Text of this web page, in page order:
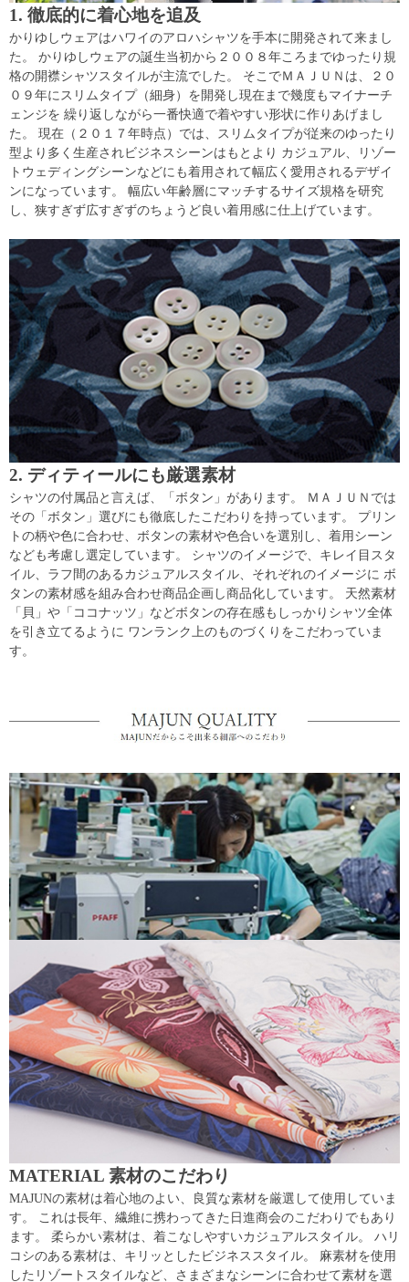
1. 徹底的に着心地を追及
かりゆしウェアはハワイのアロハシャツを手本に開発されて来まし
た。 かりゆしウェアの誕生当初から２００８年ころまでゆったり規
格の開襟シャツスタイルが主流でした。 そこでＭＡＪＵＮは、２０
０９年にスリムタイプ（細身）を開発し現在まで幾度もマイナーチ
ェンジを 繰り返しながら一番快適で着やすい形状に作りあげまし
た。 現在（２０１７年時点）では、スリムタイプが従来のゆったり
型より多く生産されビジネスシーンはもとより カジュアル、リゾー
トウェディングシーンなどにも着用されて幅広く愛用されるデザイ
ンになっています。 幅広い年齢層にマッチするサイズ規格を研究
し、狭すぎず広すぎずのちょうど良い着用感に仕上げています。
2. ディティールにも厳選素材
シャツの付属品と言えば、「ボタン」があります。 ＭＡＪＵＮでは
その「ボタン」選びにも徹底したこだわりを持っています。 プリン
トの柄や色に合わせ、ボタンの素材や色合いを選別し、着用シーン
なども考慮し選定しています。 シャツのイメージで、キレイ目スタ
イル、ラフ間のあるカジュアルスタイル、それぞれのイメージに ボ
タンの素材感を組み合わせ商品企画し商品化しています。 天然素材
「貝」や「ココナッツ」などボタンの存在感もしっかりシャツ全体
を引き立てるように ワンランク上のものづくりをこだわっていま
す。
MATERIAL 素材のこだわり
MAJUNの素材は着心地のよい、良質な素材を厳選して使用していま
す。 これは長年、繊維に携わってきた日進商会のこだわりでもあり
ます。 柔らかい素材は、着こなしやすいカジュアルスタイル。 ハリ
コシのある素材は、キリッとしたビジネススタイル。 麻素材を使用
したリゾートスタイルなど、さまざまなシーンに合わせて素材を選